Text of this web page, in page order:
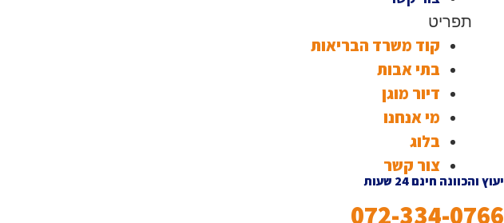
תפריט
קוד משרד הבריאות
בתי אבות
דיור מוגן
מי אנחנו
בלוג
צור קשר
יעוץ והכוונה חינם 24 שעות
072-334-0766